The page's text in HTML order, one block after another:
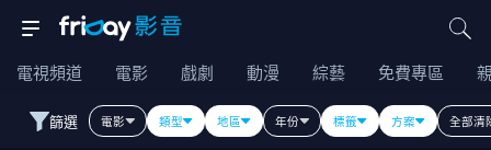
電視頻道 電影 戲劇 動漫 綜藝 免費專區
篩選 電影 類型 地區 年份 標籤 方案 全部清